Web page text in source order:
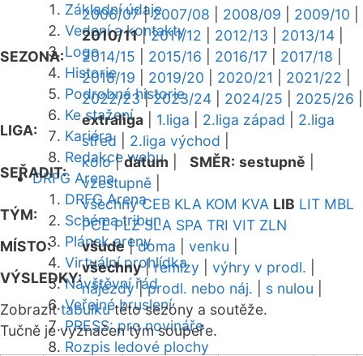
Základní údaje
Vedení a kontakty
Logo
Historie
Podrobná historie
Ke stažení
Kariéra
Redakce webu
DRFG Arena
DRFG Arena
Schéma tribun
Plánek areny
Virtuální prohlídka
Návštěvní řád
Veřejné bruslení
PRESS: pro novináře
Rozpis ledové plochy
SEZONA:
2006/07|2007/08 2008/09 2009/10
2010/11|2011/12 2012/13 2013/14
2014/15
2015/16 2016/17 2017/18
2018/19
2019/20 2020/21 2021/22
2022/23|2023/24 2024/25 2025/26
LIGA:
extraliga 1.liga 2.liga západ
2.liga
střed
2.liga východ
SEŘADIT:
kolo|datum SMĚR: sestupně
vzestupně
TÝM:
všechny CEB KLA KOM KVA LIB LIT MBL
PCE PLZ SLA SPA TRI VIT ZLN
MÍSTO:
všude|doma venku
VÝSLEDKY:
všechny|remízy výhry v prodl.
nájezdy|prodl. nebo náj. s nulou
Zobrazittabulkutéto sezóny a soutěže.
Tučně je vyznačen tým soupeře.